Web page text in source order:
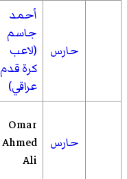
حارس
أحمد
جاسم
(لاعب
كرة قدم
عراقي)
حارس
Omar
Ahmed
Ali